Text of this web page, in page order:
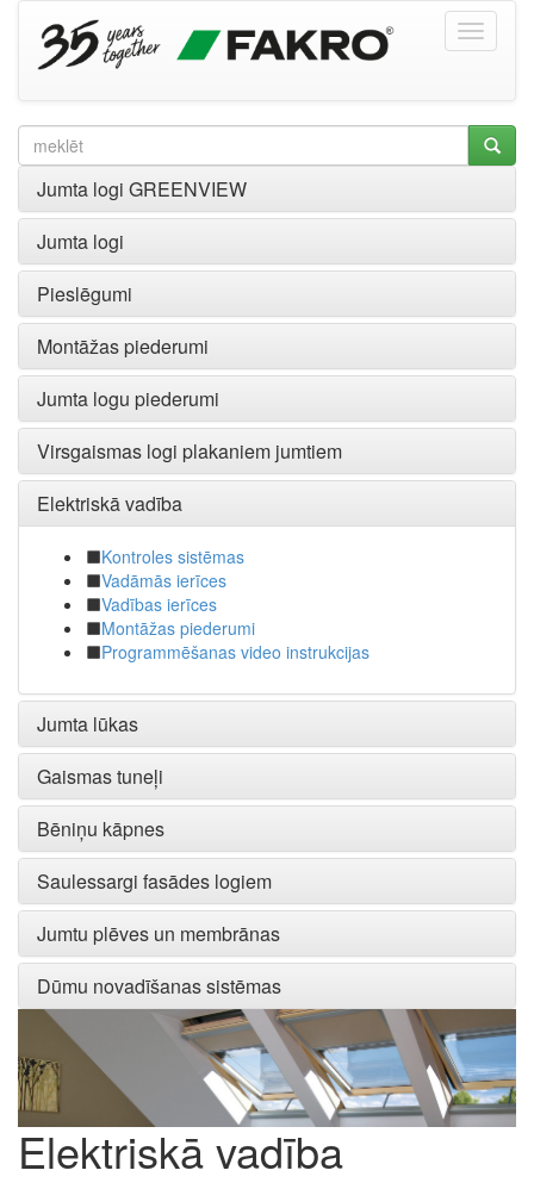
Jumta logi GREENVIEW
Jumta logi
Pieslēgumi
Montāžas piederumi
Jumta logu piederumi
Virsgaismas logi plakaniem jumtiem
Elektriskā vadība
Kontroles sistēmas
Vadāmās ierīces
Vadības ierīces
Montāžas piederumi
Programmēšanas video instrukcijas
Jumta lūkas
Gaismas tuneļi
Bēniņu kāpnes
Saulessargi fasādes logiem
Jumtu plēves un membrānas
Dūmu novadīšanas sistēmas
Elektriskā vadība